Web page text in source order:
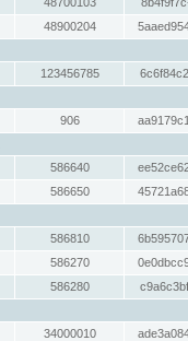
48900204
123456785
906
586640
586650
586810
586270
586280
34000010